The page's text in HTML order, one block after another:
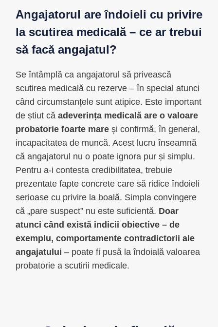
Angajatorul are îndoieli cu privire
la scutirea medicală – ce ar trebui
să facă angajatul?
Se întâmplă ca angajatorul să privească
scutirea medicală cu rezerve – în special atunci
când circumstanțele sunt atipice. Este important
de știut că adeverința medicală are o valoare
probatorie foarte mare și confirmă, în general,
incapacitatea de muncă. Acest lucru înseamnă
că angajatorul nu o poate ignora pur și simplu.
Pentru a-i contesta credibilitatea, trebuie
prezentate fapte concrete care să ridice îndoieli
serioase cu privire la boală. Simpla convingere
că „pare suspect” nu este suficientă. Doar
atunci când există indicii obiective – de
exemplu, comportamente contradictorii ale
angajatului – poate fi pusă la îndoială valoarea
probatorie a scutirii medicale.